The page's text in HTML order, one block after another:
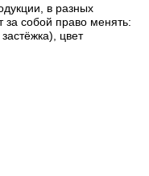
в разных
за собой право менять:
цвет